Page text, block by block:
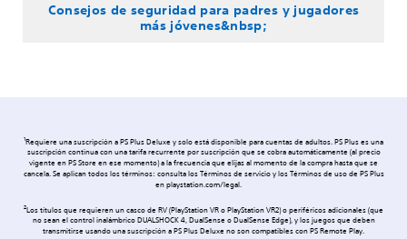
Consejos de seguridad para padres y jugadores
más jóvenes&nbsp;
1Requiere una suscripción a PS Plus Deluxe y solo está disponible para cuentas de adultos. PS Plus es una
suscripción continua con una tarifa recurrente por suscripción que se cobra automáticamente (al precio
vigente en PS Store en ese momento) a la frecuencia que elijas al momento de la compra hasta que se
cancela. Se aplican todos los términos: consulta los Términos de servicio y los Términos de uso de PS Plus
en playstation.com/legal.
2Los títulos que requieren un casco de RV (PlayStation VR o PlayStation VR2) o periféricos adicionales (que
no sean el control inalámbrico DUALSHOCK 4, DualSense o DualSense Edge), y los juegos que deben
transmitirse usando una suscripción a PS Plus Deluxe no son compatibles con PS Remote Play.